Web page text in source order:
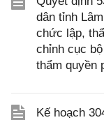
dân tỉnh
chức lập,
chỉnh cục
thẩm quyền
Kế hoạch